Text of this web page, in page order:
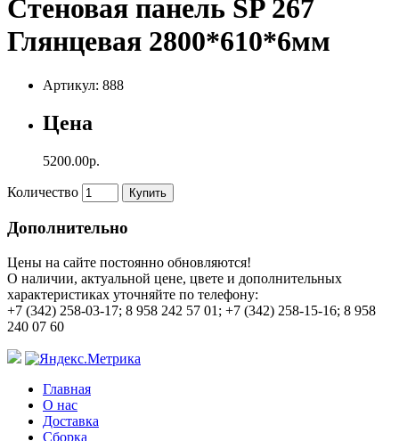
Стеновая панель SP 267
Глянцевая 2800*610*6мм
Артикул: 888
Цена
5200.00р.
Количество Купить
Дополнительно
Цены на сайте постоянно обновляются!
О наличии, актуальной цене, цвете и дополнительных
характеристиках уточняйте по телефону:
+7 (342) 258-03-17; 8 958 242 57 01; +7 (342) 258-15-16; 8 958
240 07 60
Главная
О нас
Доставка
Сборка